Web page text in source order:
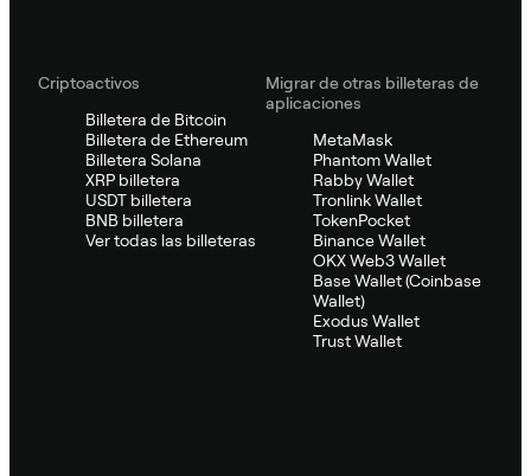
Criptoactivos
Billetera de Bitcoin
Billetera de Ethereum
Billetera Solana
XRP billetera
USDT billetera
BNB billetera
Ver todas las billeteras
Migrar de otras billeteras de
aplicaciones
MetaMask
Phantom Wallet
Rabby Wallet
Tronlink Wallet
TokenPocket
Binance Wallet
OKX Web3 Wallet
Base Wallet (Coinbase
Wallet)
Exodus Wallet
Trust Wallet